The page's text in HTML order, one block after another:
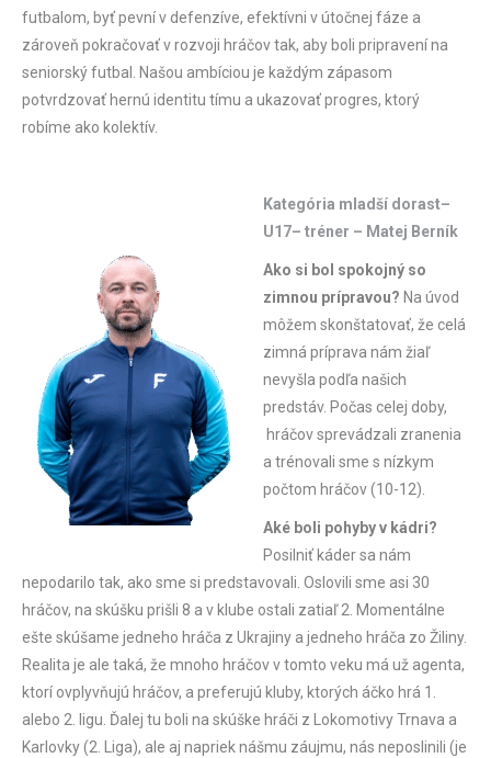
futbalom, byť pevní v defenzíve, efektívni v útočnej fáze a
zároveň pokračovať v rozvoji hráčov tak, aby boli pripravení na
seniorský futbal. Našou ambíciou je každým zápasom
potvrdzovať hernú identitu tímu a ukazovať progres, ktorý
robíme ako kolektív.
Kategória mladší dorast–
U17– tréner – Matej Berník
Ako si bol spokojný so
zimnou prípravou? Na úvod
môžem skonštatovať, že celá
zimná príprava nám žiaľ
nevyšla podľa našich
predstáv. Počas celej doby,
hráčov sprevádzali zranenia
a trénovali sme s nízkym
počtom hráčov (10-12).
Aké boli pohyby v kádri?
Posilniť káder sa nám
nepodarilo tak, ako sme si predstavovali. Oslovili sme asi 30
hráčov, na skúšku prišli 8 a v klube ostali zatiaľ 2. Momentálne
ešte skúšame jedneho hráča z Ukrajiny a jedneho hráča zo Žiliny.
Realita je ale taká, že mnoho hráčov v tomto veku má už agenta,
ktorí ovplyvňujú hráčov, a preferujú kluby, ktorých áčko hrá 1.
alebo 2. ligu. Ďalej tu boli na skúške hráči z Lokomotivy Trnava a
Karlovky (2. Liga), ale aj napriek nášmu záujmu, nás neposlinili (je